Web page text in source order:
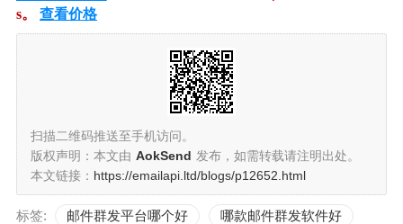
s。 查看价格
扫描二维码推送至手机访问。
版权声明：本文由 AokSend 发布，如需转载请注明出处。
本文链接： https://emailapi.ltd/blogs/p12652.html
标签: 邮件群发平台哪个好 哪款邮件群发软件好